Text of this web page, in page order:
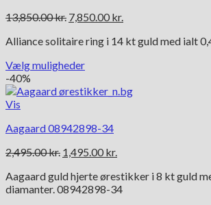
13,850.00kr. Den
pris
13,850.00 kr..
7,850.00 kr.
pris
Alliance solitaire ring i 14 kt guld med ialt
Vælg muligheder
Dette
vare
har
varianter.
kan
på
varesiden
-40%
Vis
Aagaard 08942898-34
2,495.00kr. Den
pris
var:
1,495.00 kr.
pris
er:
Aagaard guld hjerte ørestikker i 8 kt guld
diamanter. 08942898-34